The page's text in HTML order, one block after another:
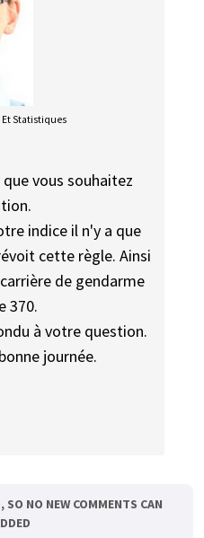
Et Statistiques
vous souhaitez
indice il n'y a que
cette règle. Ainsi
de gendarme
370.
à votre question.
journée.
NO NEW COMMENTS CAN